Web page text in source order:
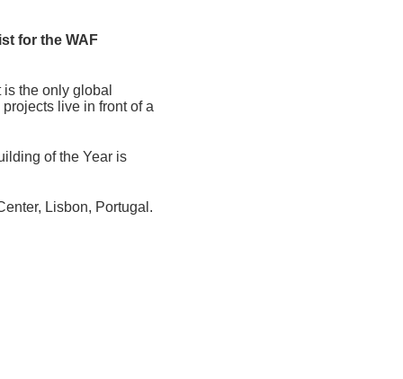
for the WAF
is the only global
live in front of a
of the Year is
Lisbon, Portugal.